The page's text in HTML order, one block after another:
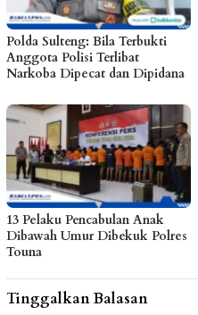
Polda Sulteng: Bila Terbukti
Anggota Polisi Terlibat
Narkoba Dipecat dan Dipidana
13 Pelaku Pencabulan Anak
Dibawah Umur Dibekuk Polres
Touna
Tinggalkan Balasan